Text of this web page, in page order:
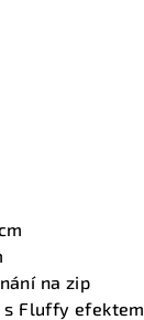
na zip
Fluffy efektem